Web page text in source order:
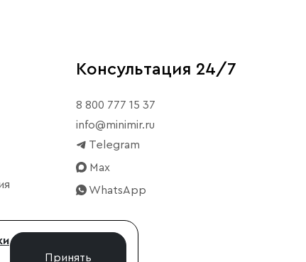
Консультация 24/7
8 800 777 15 37
info@minimir.ru
Telegram
Max
WhatsApp
Принять